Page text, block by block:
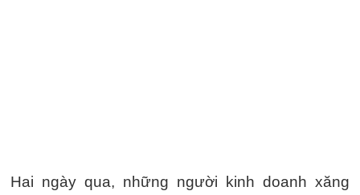
Hai ngày qua, những người kinh doanh xăng